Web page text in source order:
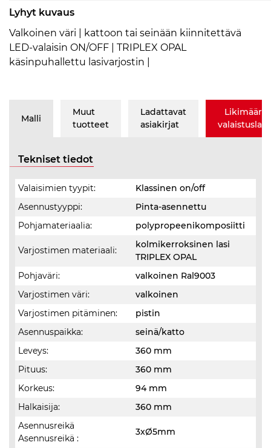
Lyhyt kuvaus
Valkoinen väri | kattoon tai seinään kiinnitettävä
LED-valaisin ON/OFF | TRIPLEX OPAL
käsinpuhallettu lasivarjostin |
Malli
Muut
tuotteet
Ladattavat
asiakirjat
Tekniset tiedot
Valaisimien tyypit:
Klassinen on/off
Asennustyyppi:
Pinta-asennettu
Pohjamateriaalia:
polypropeenikomposiitti
Varjostimen materiaali:
kolmikerroksinen lasi
TRIPLEX OPAL
Pohjaväri:
valkoinen Ral9003
Varjostimen väri:
valkoinen
Varjostimen pitäminen:
pistin
Asennuspaikka:
seinä/katto
Leveys:
360 mm
Pituus:
360 mm
Korkeus:
94 mm
Halkaisija:
360 mm
Asennusreikä
Asennusreikä :
3xØ5mm